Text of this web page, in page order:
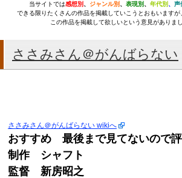
当サイトでは感想別 、 ジャンル別 、 表現別 、 年代別 、 声
できる限りたくさんの作品を掲載していこうとおもいます
この作品を掲載して欲しいという意見がありまし
ささみさん＠がんばらない
ささみさん＠がんばらない wikiへ
おすすめ 最後まで見てないので
制作 シャフト
監督 新房昭之